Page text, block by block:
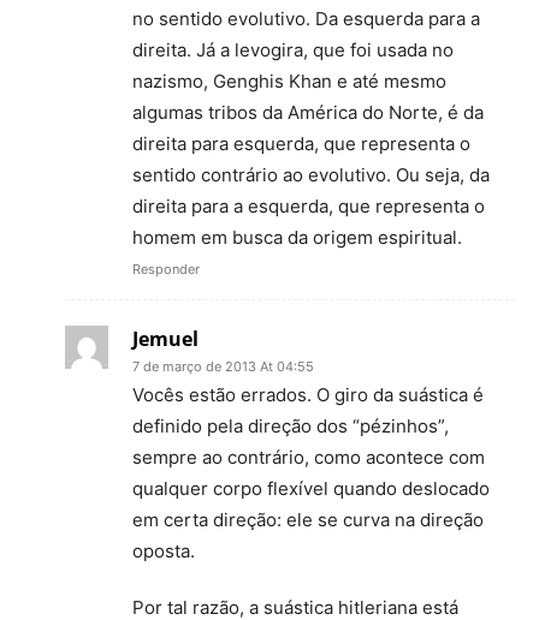
no sentido evolutivo. Da esquerda para a
direita. Já a levogira, que foi usada no
nazismo, Genghis Khan e até mesmo
algumas tribos da América do Norte, é da
direita para esquerda, que representa o
sentido contrário ao evolutivo. Ou seja, da
direita para a esquerda, que representa o
homem em busca da origem espiritual.
Responder
Jemuel
7 de março de 2013 At 04:55
Vocês estão errados. O giro da suástica é
definido pela direção dos “pézinhos”,
sempre ao contrário, como acontece com
qualquer corpo flexível quando deslocado
em certa direção: ele se curva na direção
oposta.
Por tal razão, a suástica hitleriana está